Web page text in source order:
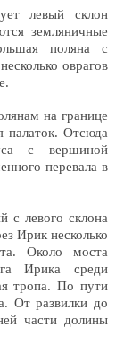
левый склон
земляничные
поляна с
оврагов
на границе
палаток. Отсюда
с вершиной
перевала в
с левого склона
Ирик несколько
Около моста
Ирика среди
тропа. По пути
От развилки до
части долины